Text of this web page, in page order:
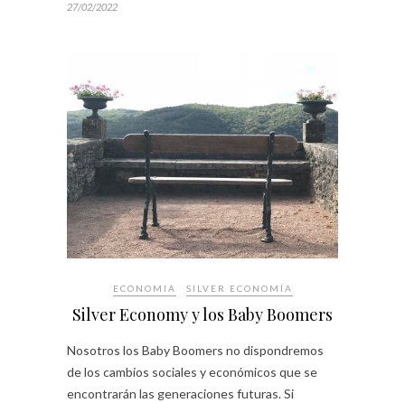
27/02/2022
ECONOMIA SILVER ECONOMÍA
Silver Economy y los Baby Boomers
Nosotros los Baby Boomers no dispondremos
de los cambios sociales y económicos que se
encontrarán las generaciones futuras. Si